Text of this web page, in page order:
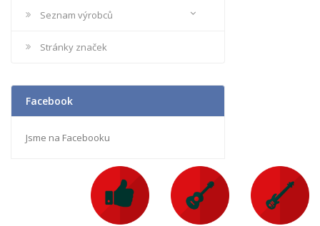
Seznam výrobců
Stránky značek
Facebook
Jsme na Facebooku